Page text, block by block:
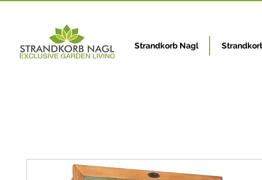
Strandkorb Nagl